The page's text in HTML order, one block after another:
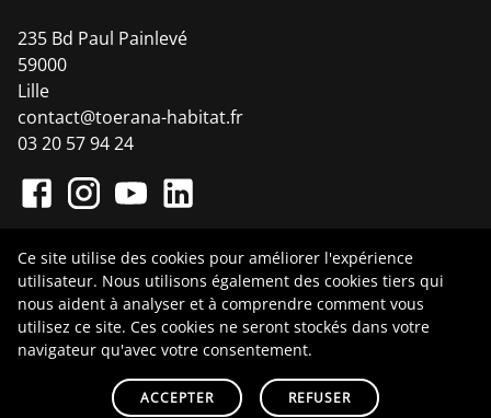
Ce site utilise des cookies pour améliorer l'expérience
utilisateur. Nous utilisons également des cookies tiers qui
nous aident à analyser et à comprendre comment vous
utilisez ce site. Ces cookies ne seront stockés dans votre
navigateur qu'avec votre consentement.
ACCEPTER REFUSER
235 Bd Paul Painlevé
59000
Lille
contact@toerana-habitat.fr
03 20 57 94 24
Toerana Habitat ©2026- Site infogéré par
Promatec Digital
Mentions Légales CGV - Cookies